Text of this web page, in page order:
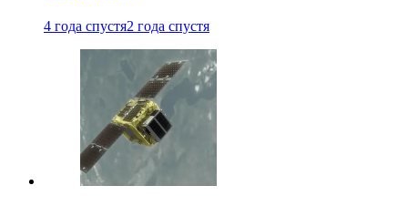
4 года спустя2 года спустя